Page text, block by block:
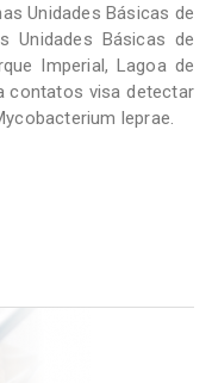
Unidades Básicas de
Unidades Básicas de
Imperial, Lagoa de
contatos visa detectar
leprae.